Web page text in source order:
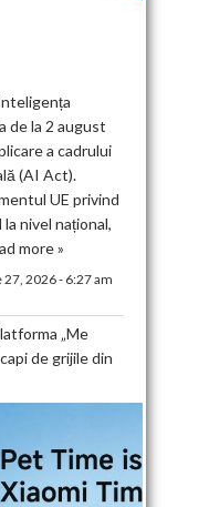
de la 2 august
a cadrului
(AI Act).
UE privind
nivel național,
more »
27, 2026 - 6:27 am
„Me
de grijile din